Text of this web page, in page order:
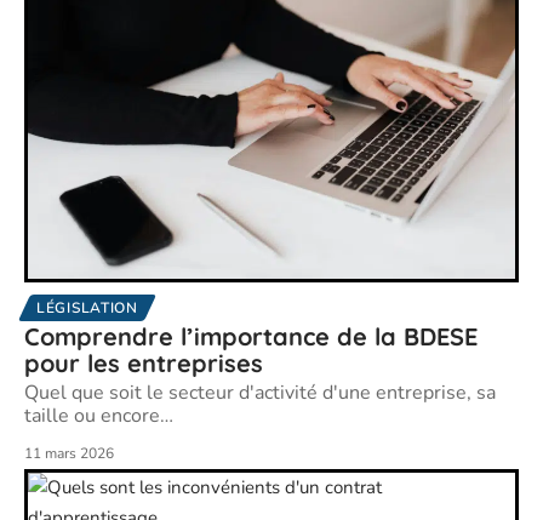
LÉGISLATION
Comprendre l’importance de la BDESE
pour les entreprises
Quel que soit le secteur d'activité d'une entreprise, sa
taille ou encore…
11 mars 2026